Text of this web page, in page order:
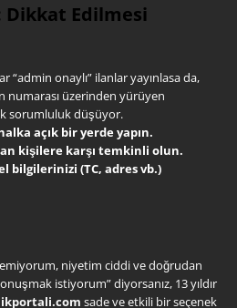
Dikkat Edilmesi
“admin onaylı” ilanlar yayınlasa da,
numarası üzerinden yürüyen
sorumluluk düşüyor.
açık bir yerde yapın.
kişilere karşı temkinli olun.
bilgilerinizi (TC, adres vb.)
niyetim ciddi ve doğrudan
istiyorum” diyorsanız, 13 yıldır
sade ve etkili bir seçenek